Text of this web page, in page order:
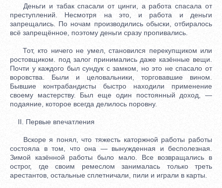
Деньги и табак спасали от цинги, а работа спасала от
преступлений. Несмотря на это, и работа и деньги
запрещались. По ночам производились обыски, отбиралось
всё запрещённое, поэтому деньги сразу пропивались.
Тот, кто ничего не умел, становился перекупщиком или
ростовщиком. под залог принимались даже казённые вещи.
Почти у каждого был сундук с замком, но это не спасало от
воровства. Были и целовальники, торговавшие вином.
Бывшие контрабандисты быстро находили применение
своему мастерству. Был еще один постоянный доход, —
подаяние, которое всегда делилось поровну.
II. Первые впечатления
Вскоре я понял, что тяжесть каторжной работы работы
состояла в том, что она — вынужденная и бесполезная.
Зимой казённой работы было мало. Все возвращались в
острог, где своим ремеслом занималась только треть
арестантов, остальные сплетничали, пили и играли в карты.